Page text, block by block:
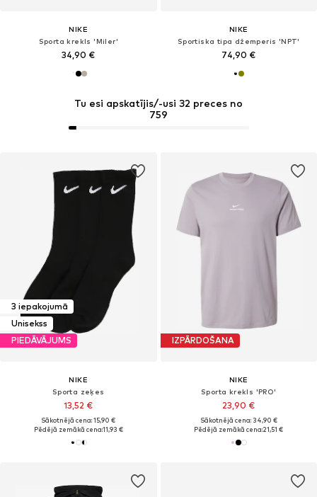
NIKE
Sporta krekls 'Miler'
34,90 €
NIKE
Sportiska tipa džemperis 'NPT'
74,90 €
Tu esi apskatījis/-usi 32 preces no
759
3 iepakojumā
Unisekss
PIEDĀVĀJUMS
NIKE
Sporta zeķes
13,52 €
Sākotnējā cena: 15,90 €
Pēdējā zemākā cena:11,93 €
IZPĀRDOŠANA
NIKE
Sporta krekls 'PRO'
23,90 €
Sākotnējā cena: 34,90 €
Pēdējā zemākā cena:21,51 €